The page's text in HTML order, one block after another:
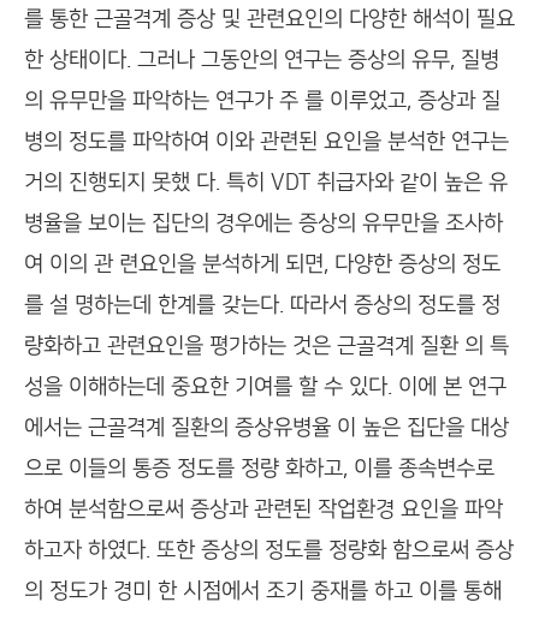
를 통한 근골격계 증상 및 관련요인의 다양한 해석이 필요
한 상태이다. 그러나 그동안의 연구는 증상의 유무, 질병
의 유무만을 파악하는 연구가 주 를 이루었고, 증상과 질
병의 정도를 파악하여 이와 관련된 요인을 분석한 연구는
거의 진행되지 못했 다. 특히 VDT 취급자와 같이 높은 유
병율을 보이는 집단의 경우에는 증상의 유무만을 조사하
여 이의 관 련요인을 분석하게 되면, 다양한 증상의 정도
를 설 명하는데 한계를 갖는다. 따라서 증상의 정도를 정
량화하고 관련요인을 평가하는 것은 근골격계 질환 의 특
성을 이해하는데 중요한 기여를 할 수 있다. 이에 본 연구
에서는 근골격계 질환의 증상유병율 이 높은 집단을 대상
으로 이들의 통증 정도를 정량 화하고, 이를 종속변수로
하여 분석함으로써 증상과 관련된 작업환경 요인을 파악
하고자 하였다. 또한 증상의 정도를 정량화 함으로써 증상
의 정도가 경미 한 시점에서 조기 중재를 하고 이를 통해